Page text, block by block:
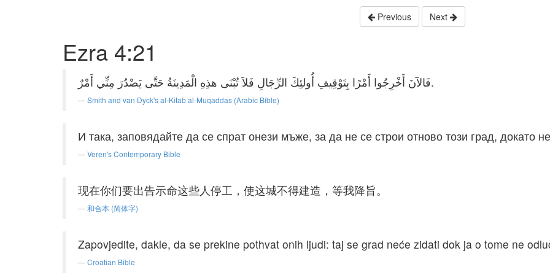
Previous Next
Ezra 4:21
فَالآنَ أَخْرِجُوا أَمْرًا بِتَوْقِيفِ أُولئِكَ الرِّجَالِ فَلاَ تُبْنَى هذِهِ الْمَدِينَةُ حَتَّى يَصْدُرَ مِنِّي أَمْرٌ.
Smith and van Dyck's al-Kitab al-Muqaddas (Arabic Bible)
И така, заповядайте да се спрат онези мъже, за да не се строи отново този град, докато
Veren's Contemporary Bible
现在你们要出告示命这些人停工，使这城不得建造，等我降旨。
和合本 (简体字)
Zapovjedite, dakle, da se prekine pothvat onih ljudi: taj se grad neće zidati dok ja o tome ne
Croatian Bible